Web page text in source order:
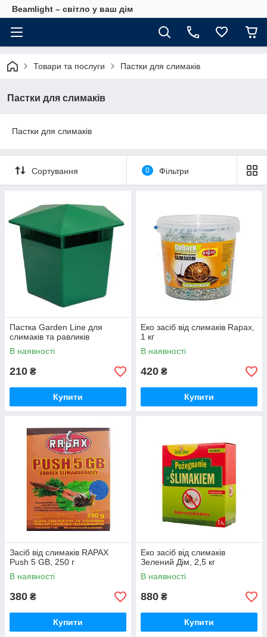
Beamlight – світло у ваш дім
Товари та послуги Пастки для слимаків
Пастки для слимаків
Пастки для слимаків
Сортування 0 Фільтри
Пастка Garden Line для
слимаків та равликів
В наявності
210 ₴
Купити
Еко засіб від слимаків Rapax,
1 кг
В наявності
420 ₴
Купити
Засіб від слимаків RAPAX
Push 5 GB, 250 г
В наявності
380 ₴
Купити
Еко засіб від слимаків
Зелений Дім, 2,5 кг
В наявності
880 ₴
Купити